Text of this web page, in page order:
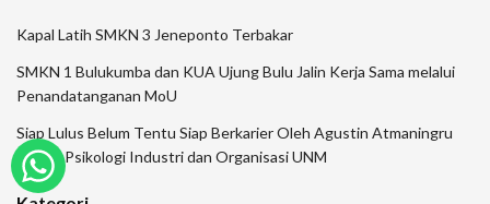
Kapal Latih SMKN 3 Jeneponto Terbakar
SMKN 1 Bulukumba dan KUA Ujung Bulu Jalin Kerja Sama melalui
Penandatanganan MoU
Siap Lulus Belum Tentu Siap Berkarier Oleh Agustin Atmaningru
Dosen Psikologi Industri dan Organisasi UNM